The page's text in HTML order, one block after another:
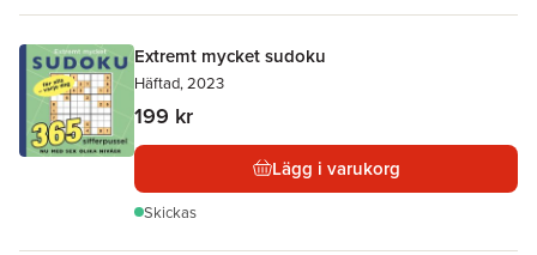
Extremt mycket sudoku
Häftad, 2023
199 kr
Lägg i varukorg
Skickas